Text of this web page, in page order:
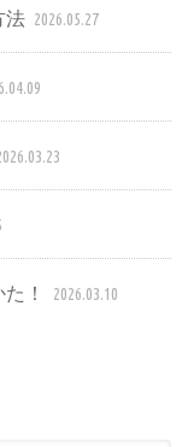
法 2026.05.27
！ 2026.03.10